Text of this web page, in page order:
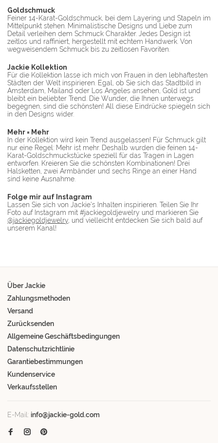
Goldschmuck
Feiner 14-Karat-Goldschmuck, bei dem Layering und Stapeln im
Mittelpunkt stehen. Minimalistische Designs und Liebe zum
Detail verleihen dem Schmuck Charakter. Jedes Design ist
zeitlos und raffiniert, hergestellt mit echtem Handwerk. Von
wegweisendem Schmuck bis zu zeitlosen Favoriten.
Jackie Kollektion
Für die Kollektion lasse ich mich von Frauen in den lebhaftesten
Städten der Welt inspirieren. Egal, ob Sie sich das Stadtbild in
Amsterdam, Mailand oder Los Angeles ansehen, Gold ist und
bleibt ein beliebter Trend. Die Wunder, die Ihnen unterwegs
begegnen, sind die schönsten! All diese Eindrücke spiegeln sich
in den Designs wider.
Mehr = Mehr
In der Kollektion wird kein Trend ausgelassen! Für Schmuck gilt
nur eine Regel: Mehr ist mehr. Deshalb wurden die feinen 14-
Karat-Goldschmuckstücke speziell für das Tragen in Lagen
entworfen. Kreieren Sie die schönsten Kombinationen! Drei
Halsketten, zwei Armbänder und sechs Ringe an einer Hand
sind keine Ausnahme.
Folge mir auf Instagram
Lassen Sie sich von Jackie's Inhalten inspirieren. Teilen Sie Ihr
Foto auf Instagram mit #jackiegoldjewelry und markieren Sie
@jackiegoldjewelry, und vielleicht entdecken Sie sich bald auf
unserem Kanal!
Über Jackie
Zahlungsmethoden
Versand
Zurücksenden
Allgemeine Geschäftsbedingungen
Datenschutzrichtlinie
Garantiebestimmungen
Kundenservice
Verkaufsstellen
E-Mail: info@jackie-gold.com